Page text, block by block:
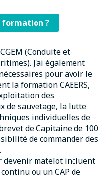
formation ?
(Conduite et
J’ai également
pour avoir le
la formation CAEERS,
des
de sauvetage, la lutte
individuelles de
de Capitaine de 100
de commander des
devenir matelot incluent
ou un CAP de